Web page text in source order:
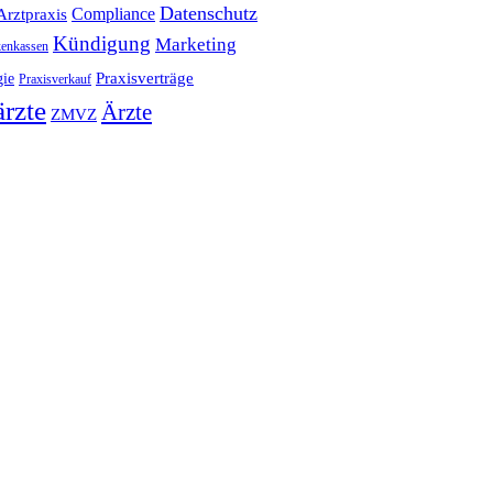
Compliance Datenschutz
Kündigung Marketing
Praxisverkauf Praxisverträge
ZMVZ Ärzte